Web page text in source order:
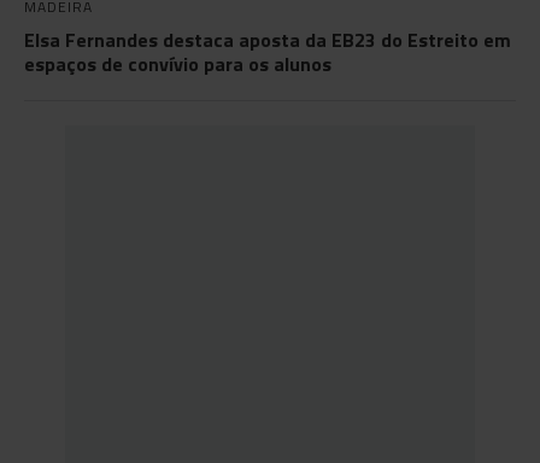
MADEIRA
Elsa Fernandes destaca aposta da EB23 do Estreito em
espaços de convívio para os alunos